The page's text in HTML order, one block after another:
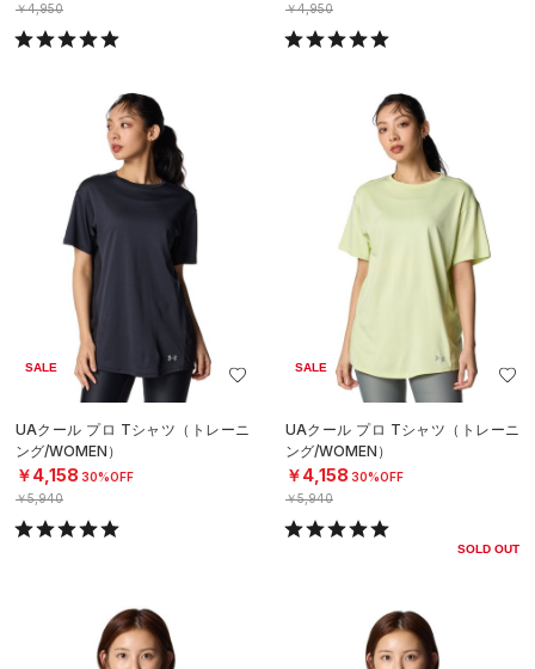
￥4,950
￥4,950
SALE
UAクール プロ Tシャツ（トレーニ
ング/WOMEN）
￥4,158 30%OFF
￥5,940
SALE
UAクール プロ Tシャツ（トレーニ
ング/WOMEN）
￥4,158 30%OFF
￥5,940
SOLD OUT